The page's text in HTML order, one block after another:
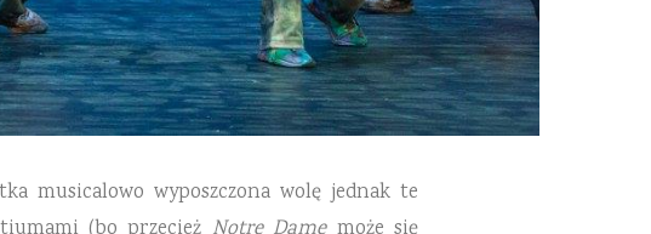
musicalowo wyposzczona wolę jednak te